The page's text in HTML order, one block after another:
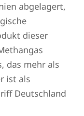
abgelagert,
dieser
das mehr als
ist als
Deutschland